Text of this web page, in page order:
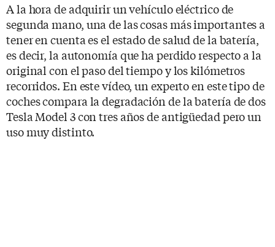
A la hora de adquirir un vehículo eléctrico de
segunda mano, una de las cosas más importantes a
tener en cuenta es el estado de salud de la batería,
es decir, la autonomía que ha perdido respecto a la
original con el paso del tiempo y los kilómetros
recorridos. En este vídeo, un experto en este tipo de
coches compara la degradación de la batería de dos
Tesla Model 3 con tres años de antigüedad pero un
uso muy distinto.